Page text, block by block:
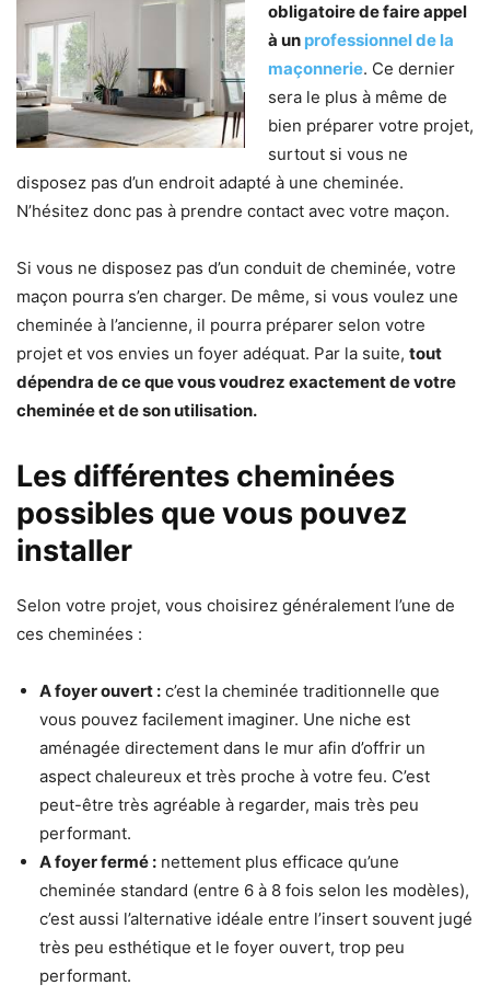
obligatoire de faire appel
à un professionnel de la
maçonnerie. Ce dernier
sera le plus à même de
bien préparer votre projet,
surtout si vous ne
disposez pas d’un endroit adapté à une cheminée.
N’hésitez donc pas à prendre contact avec votre maçon.
Si vous ne disposez pas d’un conduit de cheminée, votre
maçon pourra s’en charger. De même, si vous voulez une
cheminée à l’ancienne, il pourra préparer selon votre
projet et vos envies un foyer adéquat. Par la suite, tout
dépendra de ce que vous voudrez exactement de votre
cheminée et de son utilisation.
Les différentes cheminées
possibles que vous pouvez
installer
Selon votre projet, vous choisirez généralement l’une de
ces cheminées :
A foyer ouvert : c’est la cheminée traditionnelle que
vous pouvez facilement imaginer. Une niche est
aménagée directement dans le mur afin d’offrir un
aspect chaleureux et très proche à votre feu. C’est
peut-être très agréable à regarder, mais très peu
performant.
A foyer fermé : nettement plus efficace qu’une
cheminée standard (entre 6 à 8 fois selon les modèles),
c’est aussi l’alternative idéale entre l’insert souvent jugé
très peu esthétique et le foyer ouvert, trop peu
performant.